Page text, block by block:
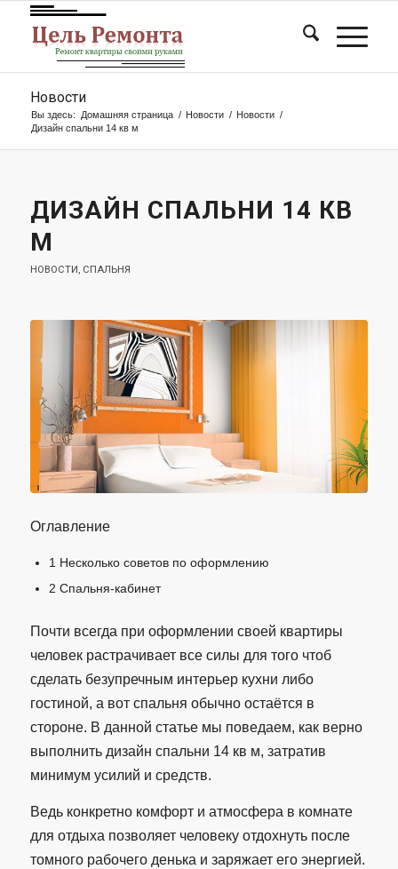
Новости
Вы здесь: Домашняя страница / Новости / Новости /
Дизайн спальни 14 кв м
ДИЗАЙН СПАЛЬНИ 14 КВ
М
НОВОСТИ, СПАЛЬНЯ
Оглавление
1Несколько советов по оформлению
2 Спальня-кабинет
Почти всегда при оформлении своей квартиры
человек растрачивает все силы для того чтоб
сделать безупречным интерьер кухни либо
гостиной, а вот спальня обычно остаётся в
стороне. В данной статье мы поведаем, как верно
выполнить дизайн спальни 14 кв м, затратив
минимум усилий и средств.
Ведь конкретно комфорт и атмосфера в комнате
для отдыха позволяет человеку отдохнуть после
томного рабочего денька и заряжает его энергией.